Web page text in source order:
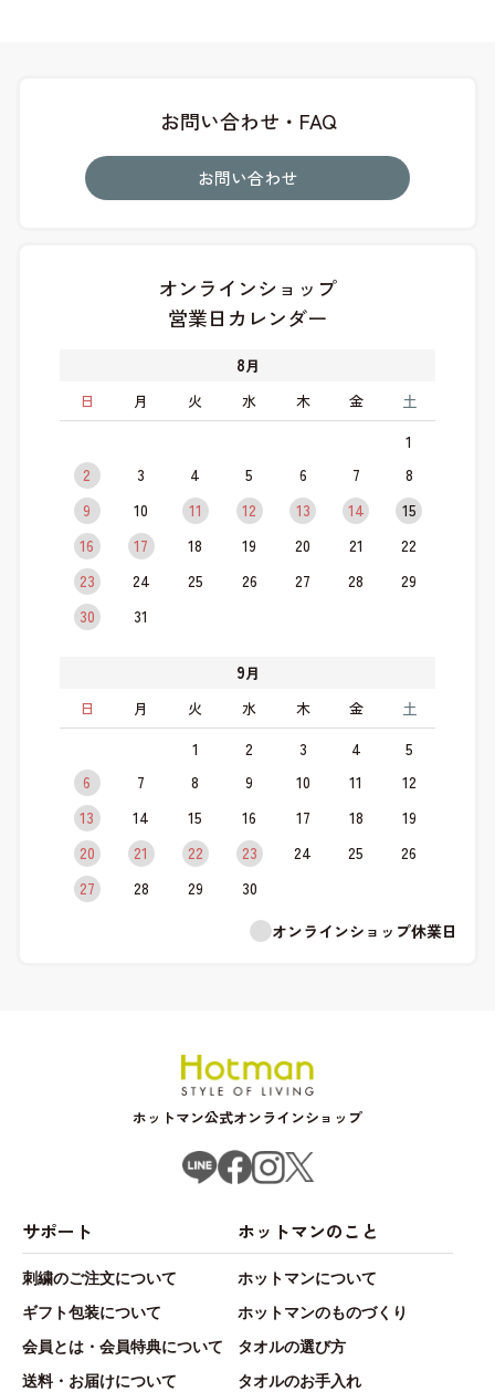
お問い合わせ・FAQ
お問い合わせ
オンラインショップ
営業日カレンダー
8月
日
月 火 水 木 金 土
1
2
3 4 5 6 7
8
9
10 11 12 13 14
15
16
17 18 19 20 21
22
23
24 25 26 27 28
29
30
31
9月
日
月 火 水 木 金 土
1 2 3 4
5
6
7 8 9 10 11
12
13
14 15 16 17 18
19
20
21 22 23 24 25
26
27
28 29
30
オンラインショップ休業日
ホットマン公式オンラインショップ
サポート
刺繍のご注文について
ギフト包装について
会員とは・会員特典について
送料・お届けについて
ホットマンのこと
ホットマンについて
ホットマンのものづくり
タオルの選び方
タオルのお手入れ